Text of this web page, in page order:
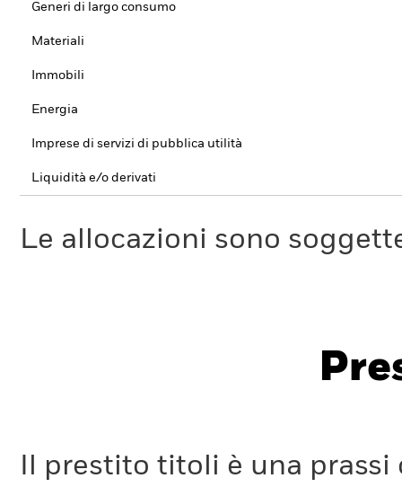
Generi di largo consumo
Materiali
Immobili
Energia
Imprese di servizi di pubblica utilità
Liquidità e/o derivati
Le allocazioni sono
Il prestito titoli è una